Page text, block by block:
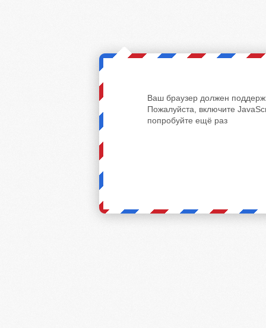
Ваш браузер должен
Пожалуйста, включите
попробуйте ещё раз